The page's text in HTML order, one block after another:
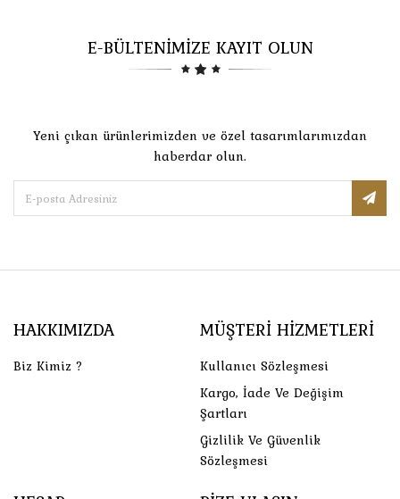
E-BÜLTENİMİZE KAYIT OLUN
Yeni çıkan ürünlerimizden ve özel tasarımlarımızdan
haberdar olun.
HAKKIMIZDA
Biz Kimiz ?
MÜŞTERI HIZMETLERI
Kullanıcı Sözleşmesi
Kargo, İade Ve Değişim
Şartları
Gizlilik Ve Güvenlik
Sözleşmesi